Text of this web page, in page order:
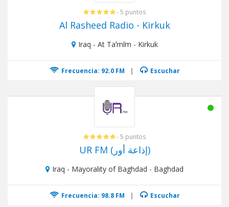
- 5 puntos
Al Rasheed Radio - Kirkuk
Iraq - At Taʼmīm - Kirkuk
Frecuencia: 92.0 FM | Escuchar
- 5 puntos
UR FM (إذاعة أور)
Iraq - Mayorality of Baghdad - Baghdad
Frecuencia: 98.8 FM | Escuchar